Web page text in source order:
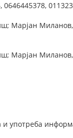
Марјан
Марјан
употреба